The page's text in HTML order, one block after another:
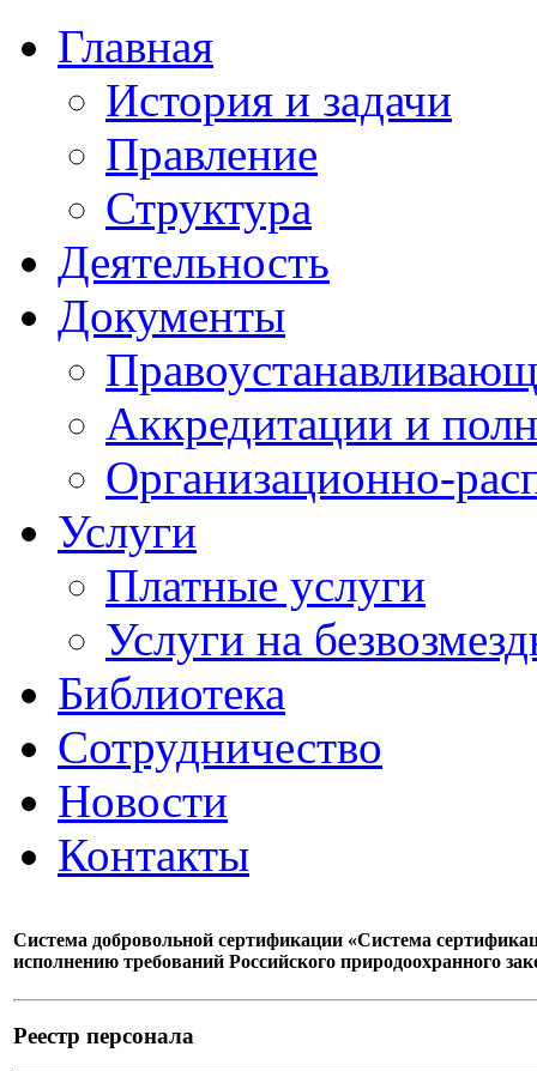
Главная
История и задачи
Правление
Структура
Деятельность
Документы
Аккредитации и
Организационно-
Услуги
Платные услуги
Услуги на
Библиотека
Сотрудничество
Новости
Контакты
Система добровольной сертификации «Система
исполнению требований Российского природоохранного
Реестр персонала